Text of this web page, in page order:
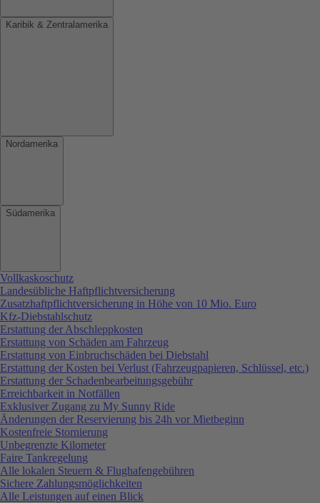
Karibik & Zentralamerika
Nordamerika
Südamerika
Vollkaskoschutz
Landesübliche Haftpflichtversicherung
Zusatzhaftpflichtversicherung in Höhe von 10 Mio. Euro
Kfz-Diebstahlschutz
Erstattung der Abschleppkosten
Erstattung von Schäden am Fahrzeug
Erstattung von Einbruchschäden bei Diebstahl
Erstattung der Kosten bei Verlust (Fahrzeugpapieren, Schlüssel, etc.)
Erstattung der Schadenbearbeitungsgebühr
Erreichbarkeit in Notfällen
Exklusiver Zugang zu My Sunny Ride
Änderungen der Reservierung bis 24h vor Mietbeginn
Kostenfreie Stornierung
Unbegrenzte Kilometer
Faire Tankregelung
Alle lokalen Steuern & Flughafengebühren
Sichere Zahlungsmöglichkeiten
Alle Leistungen auf einen Blick